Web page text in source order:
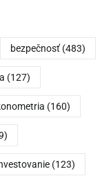
bezpečnosť (483)
(127)
(160)
(123)